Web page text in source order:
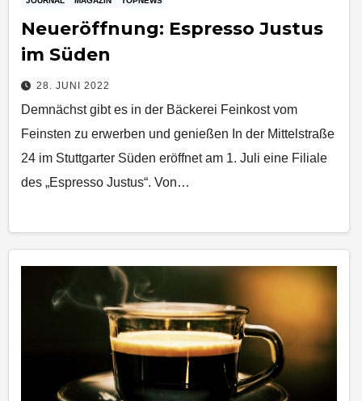
Neueröffnung: Espresso Justus
im Süden
28. JUNI 2022
Demnächst gibt es in der Bäckerei Feinkost vom
Feinsten zu erwerben und genießen In der Mittelstraße
24 im Stuttgarter Süden eröffnet am 1. Juli eine Filiale
des „Espresso Justus“. Von…